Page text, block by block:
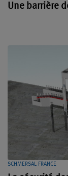
Une barrière
SCHMERSAL FRANCE